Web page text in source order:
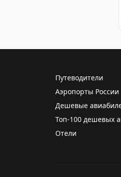
Путеводители
Аэропорты России
Дешевые
Топ-100 дешевых
Отели